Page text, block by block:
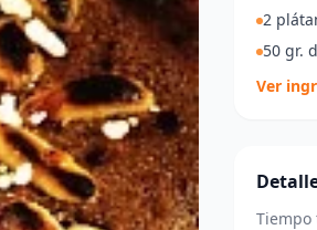
2
50 gr.
Ver
Tiempo